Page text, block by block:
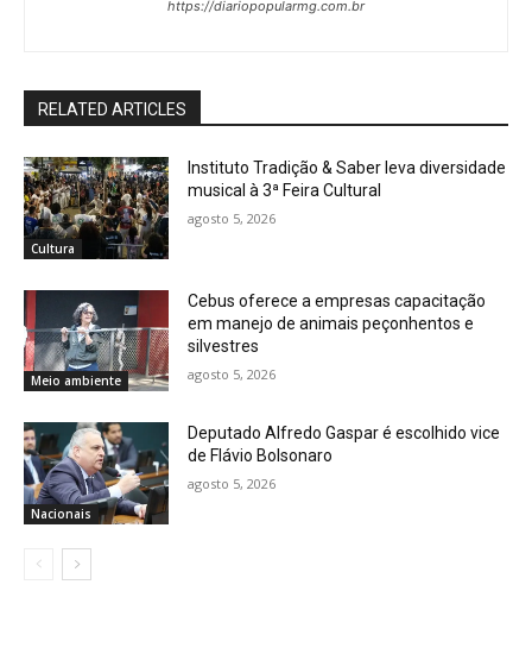
https://diariopopularmg.com.br
RELATED ARTICLES
Cultura
Instituto Tradição & Saber leva diversidade
musical à 3ª Feira Cultural
agosto 5, 2026
Meio ambiente
Cebus oferece a empresas capacitação
em manejo de animais peçonhentos e
silvestres
agosto 5, 2026
Nacionais
Deputado Alfredo Gaspar é escolhido vice
de Flávio Bolsonaro
agosto 5, 2026